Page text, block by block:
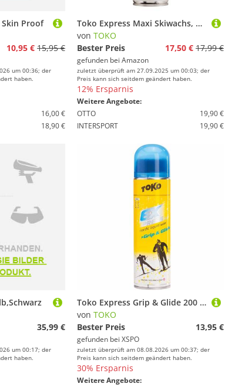
Skin Proof
10,95 € 15,95 €
um 00:36; der
haben.
16,00 €
18,90 €
Toko Express Maxi Skiwachs, Mehrfarbig, 200ml
von TOKO
Bester Preis
17,50 € 17,99 €
gefunden bei Amazon
zuletzt überprüft am 27.09.2025 um 00:03; der
Preis kann sich seitdem geändert haben.
12% Ersparnis
Weitere Angebote:
OTTO
19,90 €
INTERSPORT
19,90 €
35,99 €
um 00:17; der
haben.
Toko Express Grip & Glide 200 ml
von TOKO
Bester Preis
13,95 €
gefunden bei XSPO
zuletzt überprüft am 08.08.2026 um 00:37; der
Preis kann sich seitdem geändert haben.
30% Ersparnis
Weitere Angebote: